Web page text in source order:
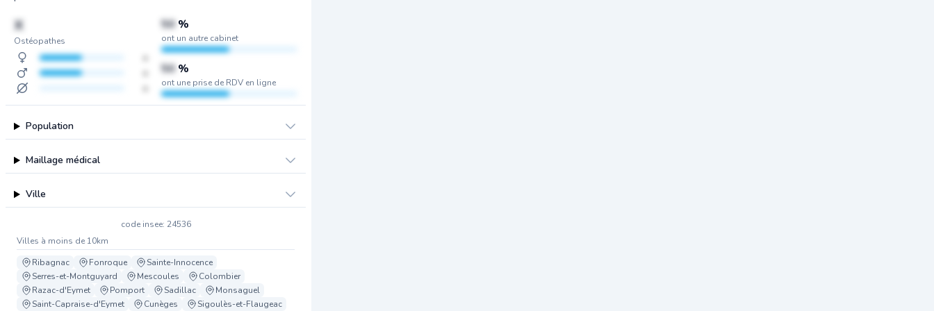
X
Ostéopathes
50 %
ont un autre cabinet
50 %
ont une prise de RDV en ligne
Population
Maillage médical
Ville
code insee: 24536
Villes à moins de 10km
Ribagnac
Fonroque
Sainte-Innocence
Serres-et-Montguyard
Mescoules
Colombier
Razac-d'Eymet
Pomport Sadillac
Monsaguel
Saint-Capraise-d'Eymet
Cunèges Sigoulès-et-Flaugeac